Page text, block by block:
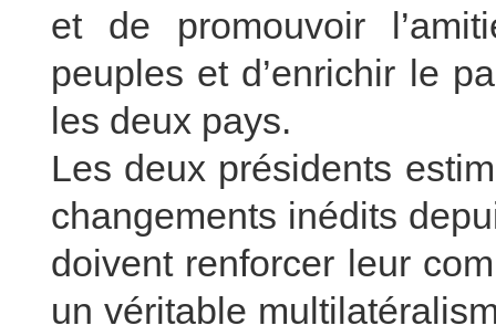
et de promouvoir
peuples et d’enrichir le
les deux pays.
Les deux présidents
changements inédits
doivent renforcer leur
un véritable